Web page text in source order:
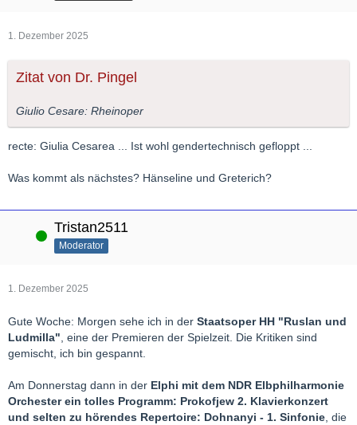
1. Dezember 2025
Zitat von Dr. Pingel
Giulio Cesare: Rheinoper
recte: Giulia Cesarea ... Ist wohl gendertechnisch gefloppt ...
Was kommt als nächstes? Hänseline und Greterich?
Online Tristan2511
Moderator
1. Dezember 2025
Gute Woche: Morgen sehe ich in der Staatsoper HH "Ruslan und
Ludmilla" , eine der Premieren der Spielzeit. Die Kritiken sind
gemischt, ich bin gespannt.
Am Donnerstag dann in der Elphi mit dem NDR Elbphilharmonie
Orchester ein tolles Programm: Prokofjew 2. Klavierkonzert
und selten zu hörendes Repertoire: Dohnanyi - 1. Sinfonie , die